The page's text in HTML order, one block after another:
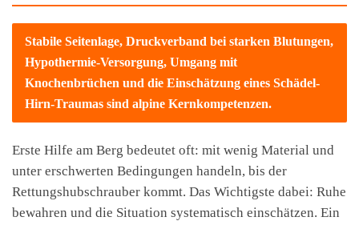
Stabile Seitenlage, Druckverband bei starken Blutungen,
Hypothermie-Versorgung, Umgang mit
Knochenbrüchen und die Einschätzung eines Schädel-
Hirn-Traumas sind alpine Kernkompetenzen.
Erste Hilfe am Berg bedeutet oft: mit wenig Material und
unter erschwerten Bedingungen handeln, bis der
Rettungshubschrauber kommt. Das Wichtigste dabei: Ruhe
bewahren und die Situation systematisch einschätzen. Ein